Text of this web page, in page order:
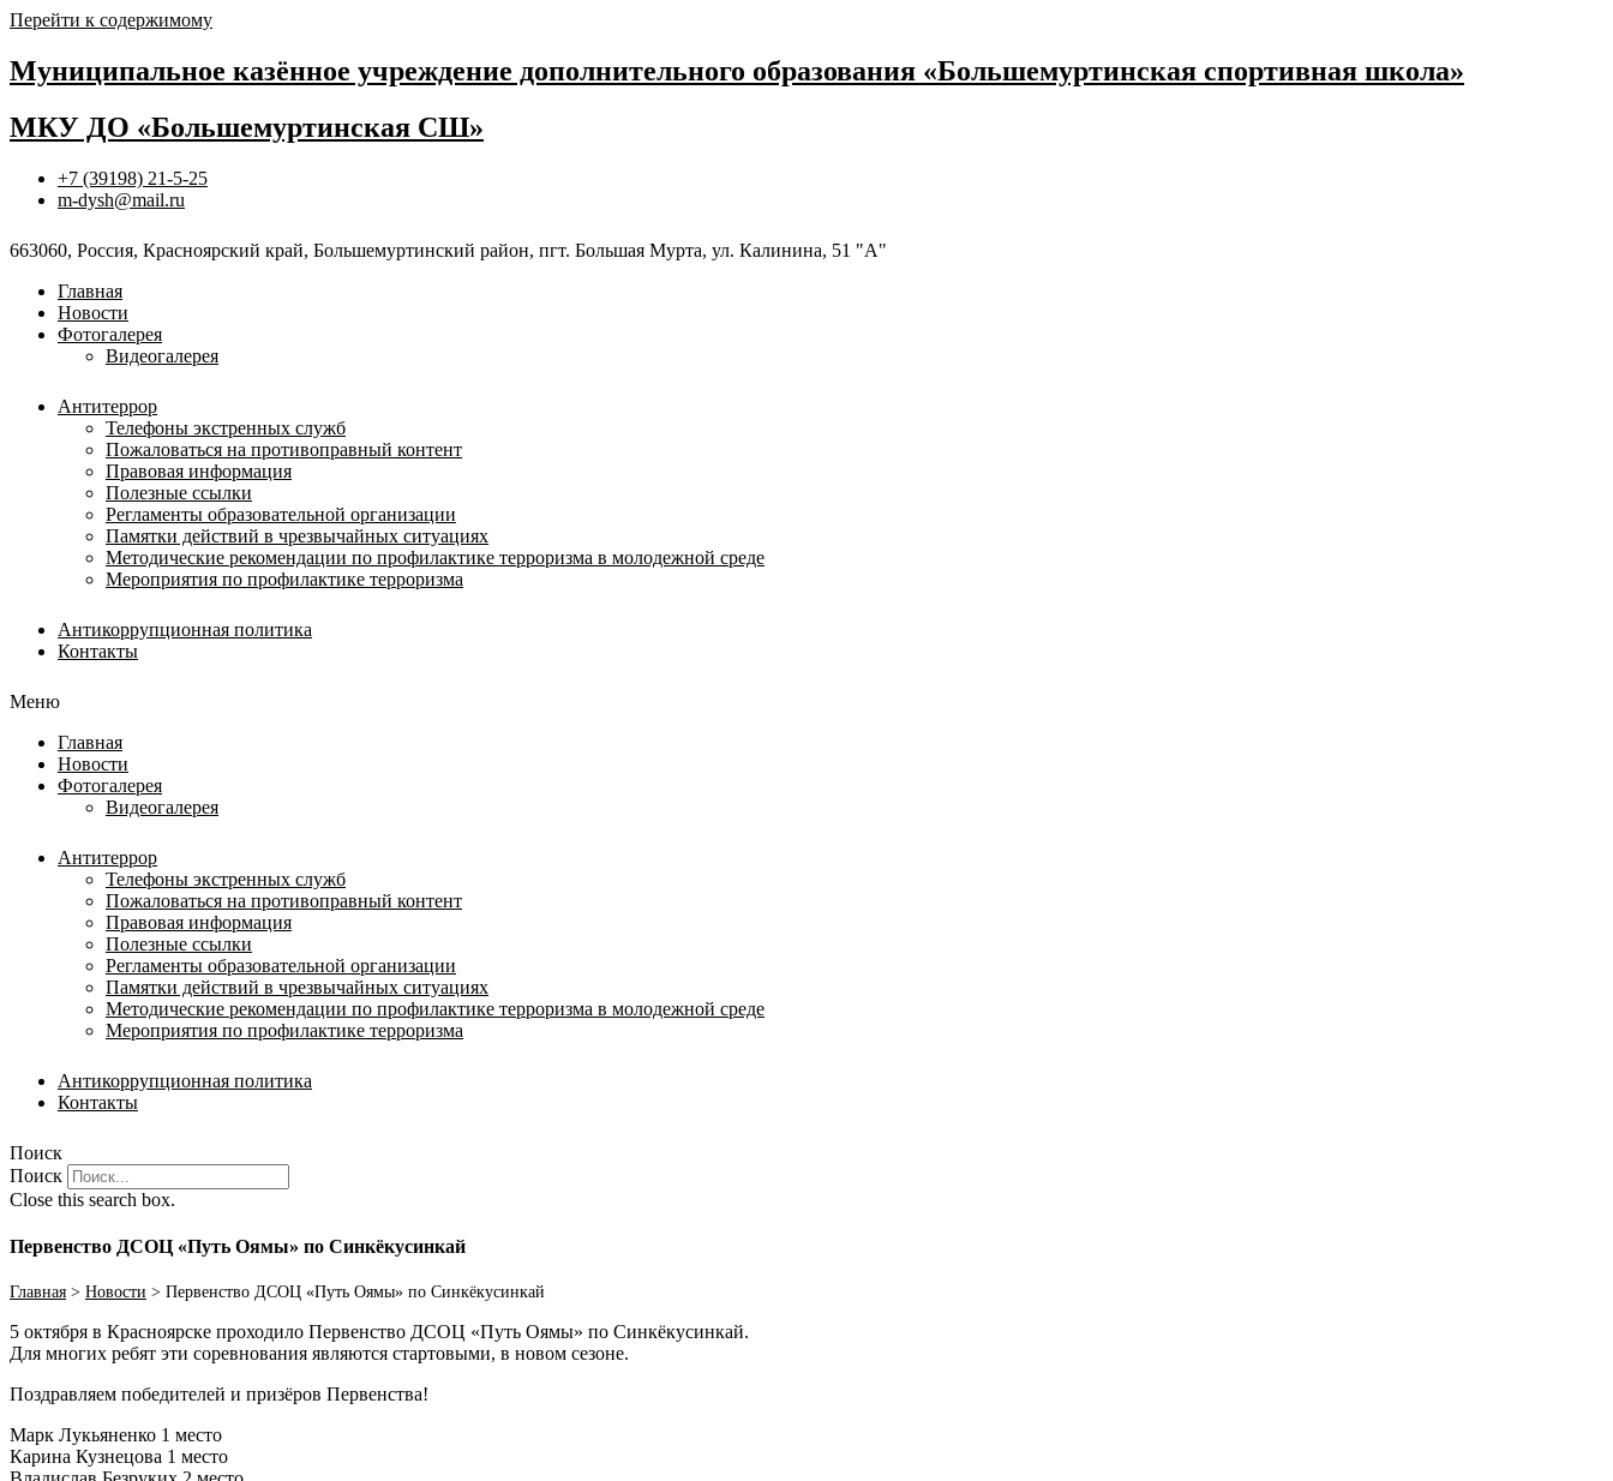
Перейти к содержимому
Муниципальное казённое учреждение дополнительного образования «Большемуртинская спортивная школа»
МКУ ДО «Большемуртинская СШ»
+7 (39198) 21-5-25
m-dysh@mail.ru
663060, Россия, Красноярский край, Большемуртинский район, пгт. Большая Мурта, ул. Калинина, 51 "А"
Главная
Новости
Фотогалерея
Видеогалерея
Антитеррор
Телефоны экстренных служб
Пожаловаться на противоправный контент
Правовая информация
Полезные ссылки
Регламенты образовательной организации
Памятки действий в чрезвычайных ситуациях
Методические рекомендации по профилактике терроризма в молодежной среде
Мероприятия по профилактике терроризма
Антикоррупционная политика
Контакты
Меню
Главная
Новости
Фотогалерея
Видеогалерея
Антитеррор
Телефоны экстренных служб
Пожаловаться на противоправный контент
Правовая информация
Полезные ссылки
Регламенты образовательной организации
Памятки действий в чрезвычайных ситуациях
Методические рекомендации по профилактике терроризма в молодежной среде
Мероприятия по профилактике терроризма
Антикоррупционная политика
Контакты
Поиск
Поиск
Close this search box.
Первенство ДСОЦ «Путь Оямы» по Синкёкусинкай
Главная > Новости > Первенство ДСОЦ «Путь Оямы» по Синкёкусинкай
5 октября в Красноярске проходило Первенство ДСОЦ «Путь Оямы» по Синкёкусинкай.
Для многих ребят эти соревнования являются стартовыми, в новом сезоне.
Поздравляем победителей и призёров Первенства!
Марк Лукьяненко 1 место
Карина Кузнецова 1 место